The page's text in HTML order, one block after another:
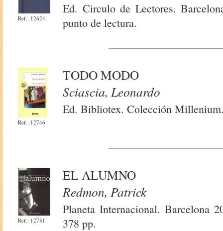
Ref.: 12624
Ed. Circulo de Lectores.
punto de lectura.
Ref.: 12746
TODO MODO
Sciascia, Leonardo
Ed. Bibliotex. Colección
Ref.: 12781
EL ALUMNO
Redmon, Patrick
Planeta Internacional. Barcelona
378 pp.